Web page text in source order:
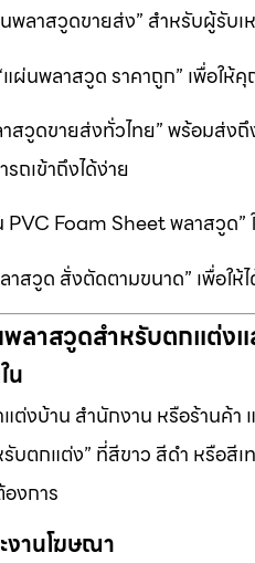
พลาสวูดขายส่ง” สำหรับผู้รับ
แผ่นพลาสวูด ราคาถูก” เพื่อใ
สวูดขายส่งทั่วไทย” พร้อมส่ง
ถเข้าถึงได้ง่าย
Foam Sheet พลาสวูด”
าสวูด สั่งตัดตามขนาด” เพื่อให้
ลาสวูดสำหรับตกแต่งแ
น
งบ้าน สำนักงาน หรือร้านค้า
บตกแต่ง” ที่สีขาว สีดำ หรือสี
งการ
งานโฆษณา